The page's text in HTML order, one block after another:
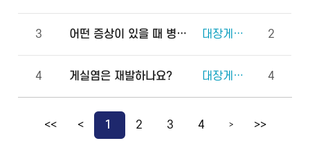
3 어떤 증상이 있을 때 병원에 바로 가야 하나요? 대장게실증 2
4 게실염은 재발하나요? 대장게실증 4
<< < 1 2 3 4 > >>